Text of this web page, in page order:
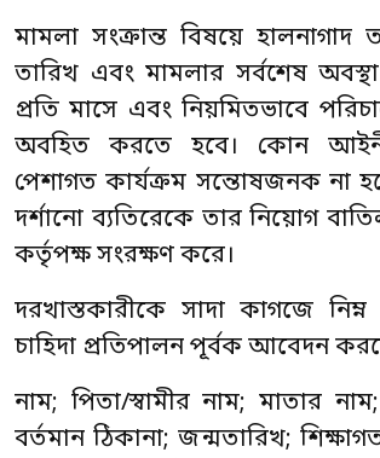
মামলা সংক্রান্ত বিষয়ে হালনাগাদ
তারিখ এবং মামলার সর্বশেষ অবস্থা
প্রতি মাসে এবং নিয়মিতভাবে
অবহিত করতে হবে। কোন
পেশাগত কার্যক্রম সন্তোষজনক না
দর্শানো ব্যতিরেকে তার নিয়োগ
কর্তৃপক্ষ সংরক্ষণ করে।
দরখাস্তকারীকে সাদা কাগজে
চাহিদা প্রতিপালন পূর্বক আবেদন
নাম; পিতা/স্বামীর নাম; মাতার নাম;
বর্তমান ঠিকানা; জন্মতারিখ;